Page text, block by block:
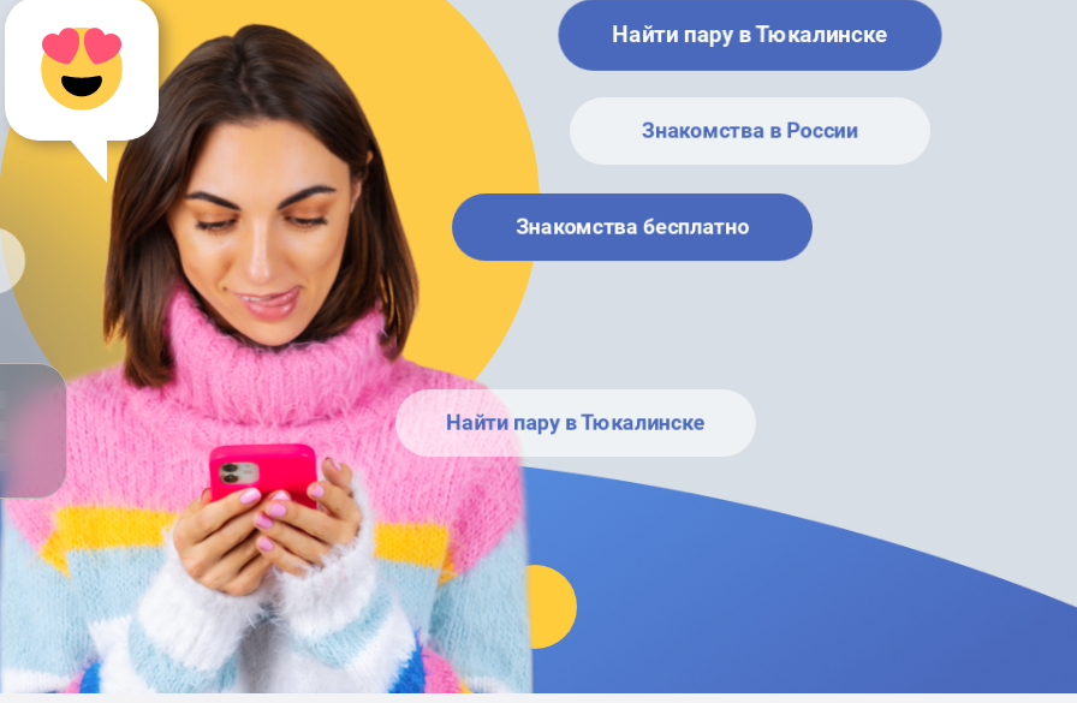
Найти пару в Тюкалинске
Знакомства в России
Знакомства бесплатно
Найти пару в Тюкалинске